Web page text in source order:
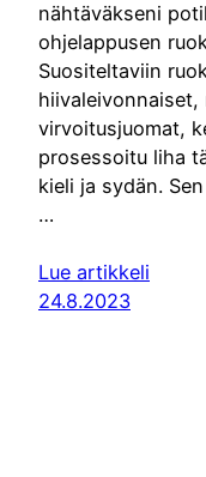
nähtäväkseni
ohjelappusen
Suositeltaviin
virvoitusjuomat,
prosessoitu liha
kieli ja sydän.
…
Lue artikkeli
24.8.2023